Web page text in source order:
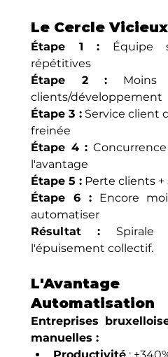
Le Cercle
Étape 1 : Équipe
répétitives
Étape 2 : Moins
clients/développement
Étape 3 : Service client
freinée
Étape 4 :
l'avantage
Étape 5 : Perte clients +
Étape 6 : Encore
automatiser
Résultat : Spirale
l'épuisement collectif.
L'Avantage
Automatisation
Entreprises
manuelles :